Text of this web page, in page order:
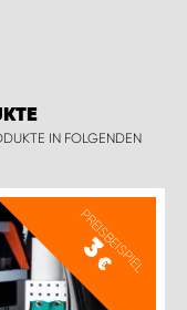
IN FOLGENDEN
PREISBEISPIEL
3
€